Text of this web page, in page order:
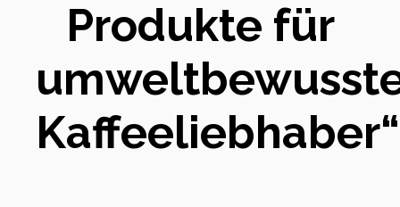
Produkte für
Kaffeeliebhaber“